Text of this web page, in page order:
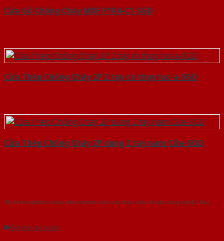
Cửa Gỗ Chống Cháy MDF P1R4-C1-SGD
Cửa Thép Chống Cháy 2P 2 tay co thuy luc-a-SGD
Cửa Thép Chống Cháy 2P dung 2 tay nam Cửa-SGD
Với kinh nghiệm nhiêu năm nghiên cứu cửa theo tiêu chuẩn công nghệ Châu
Gửi yêu cầu tư vấn